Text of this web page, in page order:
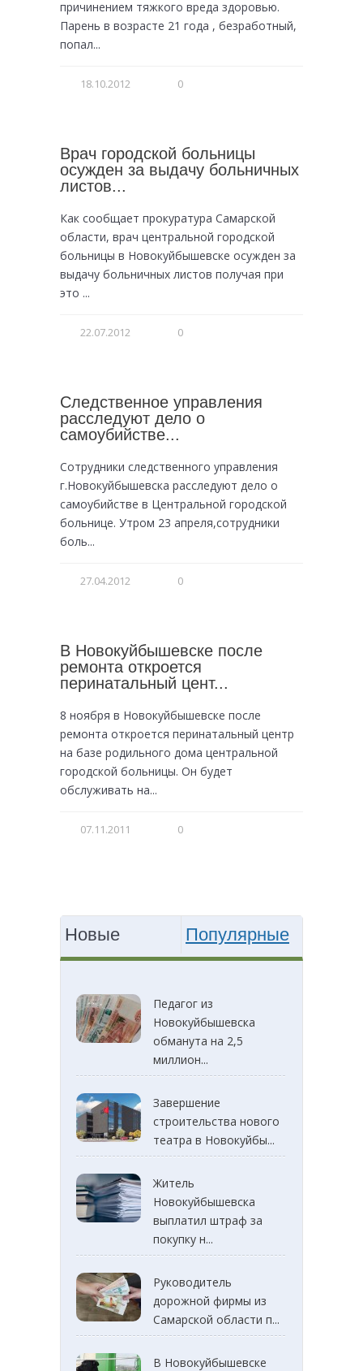
причинением тяжкого вреда здоровью.
Парень в возрасте 21 года , безработный,
попал...
18.10.2012 0
Врач городской больницы
осужден за выдачу больничных
листов...
Как сообщает прокуратура Самарской
области, врач центральной городской
больницы в Новокуйбышевске осужден за
выдачу больничных листов получая при
это ...
22.07.2012 0
Следственное управления
расследуют дело о
самоубийстве...
Сотрудники следственного управления
г.Новокуйбышевска расследуют дело о
самоубийстве в Центральной городской
больнице. Утром 23 апреля,сотрудники
боль...
27.04.2012 0
В Новокуйбышевске после
ремонта откроется
перинатальный цент...
8 ноября в Новокуйбышевске после
ремонта откроется перинатальный центр
на базе родильного дома центральной
городской больницы. Он будет
обслуживать на...
07.11.2011 0
Новые Популярные
Педагог из
Новокуйбышевска
обманута на 2,5
миллион...
Завершение
строительства нового
театра в Новокуйбы...
Житель
Новокуйбышевска
выплатил штраф за
покупку н...
Руководитель
дорожной фирмы из
Самарской области п...
В Новокуйбышевске